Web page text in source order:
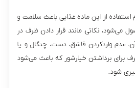
استفاده از این ماده غذایی باعث سلامت و
می‌شود، نکاتی مانند قرار دادن ظرف در
عدم واردکردن قاشق، دست، چنگال و یا
برداشتن خیارشور که باعث می‌شود
شود.